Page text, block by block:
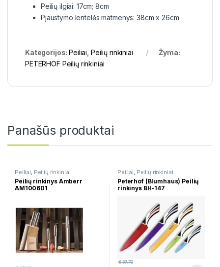
Peilių ilgiai: 17cm; 8cm
Pjaustymo lentelės matmenys: 38cm x 26cm
Kategorijos:Peiliai, Peilių rinkiniai
Žyma:
PETERHOF Peilių rinkiniai
Panašūs produktai
Peiliai, Peilių rinkiniai
Peilių rinkinys Amberr
AM100601
Peiliai, Peilių rinkiniai
Peterhof (Blumhaus) Peilių
rinkinys BH-147
€37.70